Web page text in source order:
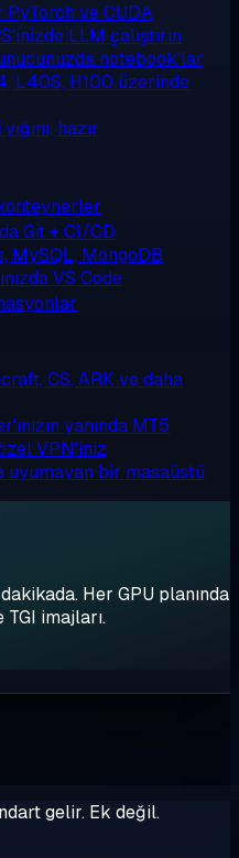
PyTorch ve CUDA
LLM çalıştırın
notebook'lar
L40S, H100 üzerinde
hazır
Git + CI/CD
MySQL, MongoDB
VS Code
CS, ARK ve daha
yanında MT5
VPN'iniz
uyumayan bir masaüstü
Her GPU planında
TGI imajları.
gelir. Ek değil.